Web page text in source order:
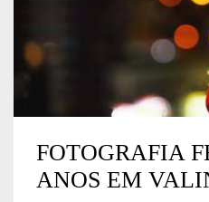
FOTOGRAFIA
ANOS EM